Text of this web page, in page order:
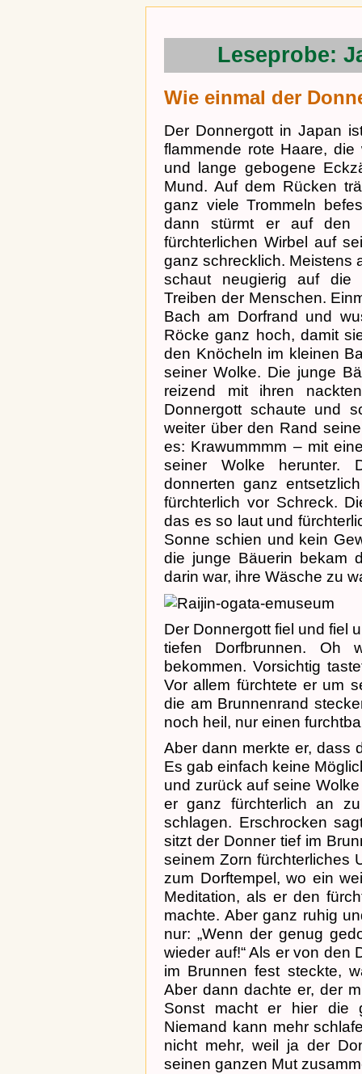
Leseprobe:
Wie einmal der
Der Donnergott in Japan
flammende rote Haare,
und lange gebogene
Mund. Auf dem Rücken
ganz viele Trommeln
dann stürmt er auf den
fürchterlichen Wirbel auf
ganz schrecklich. Meistens
schaut neugierig auf die
Treiben der Menschen.
Bach am Dorfrand und
Röcke ganz hoch, damit
den Knöcheln im kleinen
seiner Wolke. Die junge
reizend mit ihren
Donnergott schaute und
weiter über den Rand
es: Krawummmm – mit
seiner Wolke herunter.
donnerten ganz
fürchterlich vor Schreck.
das es so laut und
Sonne schien und kein
die junge Bäuerin bekam
darin war, ihre Wäsche zu
Der Donnergott fiel und fiel
tiefen Dorfbrunnen. Oh
bekommen. Vorsichtig
Vor allem fürchtete er um
die am Brunnenrand
noch heil, nur einen
Aber dann merkte er, dass
Es gab einfach keine
und zurück auf seine
er ganz fürchterlich an
schlagen. Erschrocken
sitzt der Donner tief im
seinem Zorn fürchterliches
zum Dorftempel, wo ein
Meditation, als er den
machte. Aber ganz ruhig
nur: „Wenn der genug
wieder auf!“ Als er von den
im Brunnen fest steckte,
Aber dann dachte er, der
Sonst macht er hier die
Niemand kann mehr
nicht mehr, weil ja der
seinen ganzen Mut